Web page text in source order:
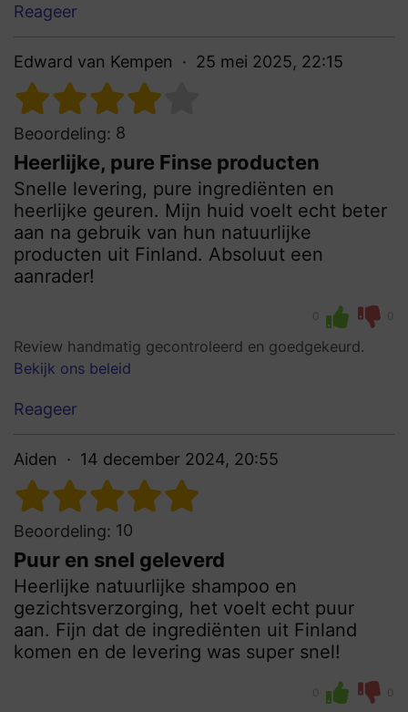
Reageer
Edward van Kempen 25 mei 2025, 22:15
Beoordeling: 8
Heerlijke, pure Finse producten
Snelle levering, pure ingrediënten en
heerlijke geuren. Mijn huid voelt echt beter
aan na gebruik van hun natuurlijke
producten uit Finland. Absoluut een
aanrader!
0 0
Review handmatig gecontroleerd en goedgekeurd.
Bekijk ons beleid
Reageer
Aiden 14 december 2024, 20:55
Beoordeling: 10
Puur en snel geleverd
Heerlijke natuurlijke shampoo en
gezichtsverzorging, het voelt echt puur
aan. Fijn dat de ingrediënten uit Finland
komen en de levering was super snel!
0 0